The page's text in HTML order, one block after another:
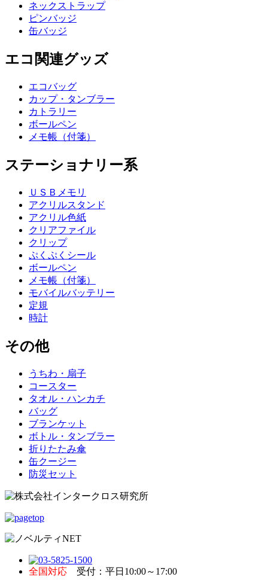
ネックストラップ
ピンバッジ
缶バッジ
エコ関連グッズ
エコバッグ
カップ・タンブラー
カトラリー
ボールペン
メモ帳（付箋）
ステーショナリー系
ＵＳＢメモリ
アクリルスタンド
アクリル色紙
クリアファイル
クリップ
ぷくぷくシール
ボールペン
メモ帳（付箋）
モバイルバッテリー
定規
時計
その他
うちわ・扇子
コースター
タオル・ハンカチ
バッグ
ブランケット
ボトル・タンブラー
折りたたみ傘
缶クージー
防災セット
全国対応 受付：平日10:00～17:00